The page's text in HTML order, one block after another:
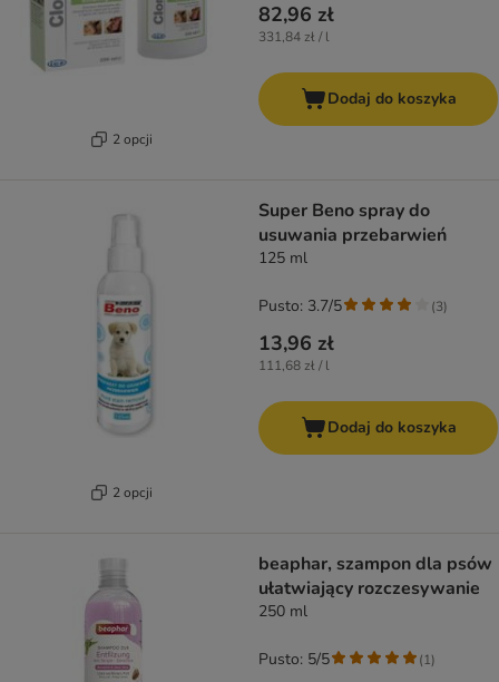
2 opcji
82,96 zł
331,84 zł / l
Dodaj do koszyka
2 opcji
Super Beno spray do
usuwania przebarwień
125 ml
13,96 zł
111,68 zł / l
Pusto: 3.7/5 (3)
Dodaj do koszyka
beaphar, szampon dla psów
ułatwiający rozczesywanie
250 ml
Pusto: 5/5 (1)